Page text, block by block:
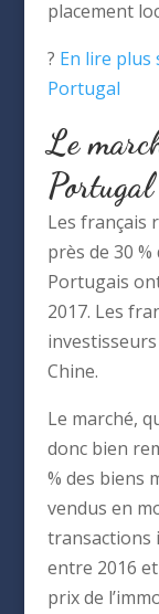
placement
? En lire plus
Portugal
Le
Les français
près de 30
Portugais
2017. Les
Chine.
Le marché,
donc bien
% des biens
vendus en
transactions
entre 2016
prix de